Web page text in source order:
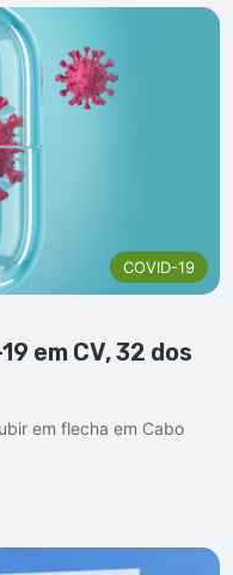
COVID-19
em CV, 32 dos
em flecha em Cabo